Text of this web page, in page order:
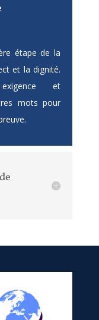
étape de la
et la dignité.
et
mots pour